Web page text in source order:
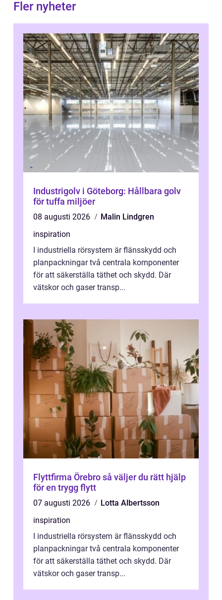
Fler nyheter
Industrigolv i Göteborg: Hållbara golv
för tuffa miljöer
08 augusti 2026
Malin Lindgren
inspiration
I industriella rörsystem är flänsskydd och
planpackningar två centrala komponenter
för att säkerställa täthet och skydd. Där
vätskor och gaser transp...
Flyttfirma Örebro så väljer du rätt hjälp
för en trygg flytt
07 augusti 2026
Lotta Albertsson
inspiration
I industriella rörsystem är flänsskydd och
planpackningar två centrala komponenter
för att säkerställa täthet och skydd. Där
vätskor och gaser transp...